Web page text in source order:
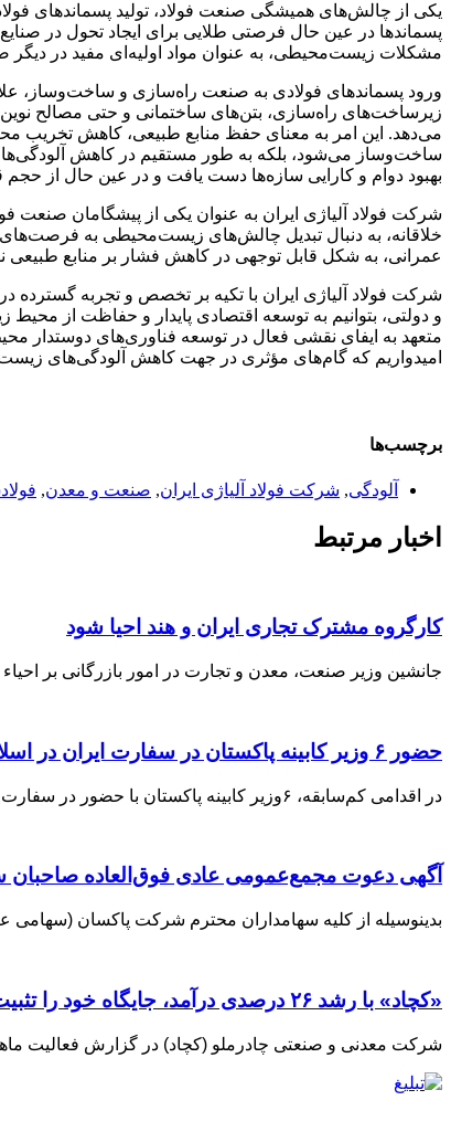
یکی از چالش‌های همیشگی صنعت فولاد، تولید پسماندهای
پسماندها در عین حال فرصتی طلایی برای ایجاد تحول در
مشکلات زیست‌محیطی، به عنوان مواد اولیه‌ای مفید در دیگر
ورود پسماندهای فولادی به صنعت راه‌سازی و ساخت‌وساز،
زیرساخت‌های راه‌سازی، بتن‌های ساختمانی و حتی مصالح
می‌دهد. این امر به معنای حفظ منابع طبیعی، کاهش تخریب
ساخت‌وساز می‌شود، بلکه به طور مستقیم در کاهش آلودگی‌ها
بهبود دوام و کارایی سازه‌ها دست یافت و در عین حال از
شرکت فولاد آلیاژی ایران به عنوان یکی از پیشگامان صنعت
خلاقانه، به دنبال تبدیل چالش‌های زیست‌محیطی به فرصت‌های
عمرانی، به شکل قابل توجهی در کاهش فشار بر منابع طبیعی
شرکت فولاد آلیاژی ایران با تکیه بر تخصص و تجربه گسترده
و دولتی، بتوانیم به توسعه اقتصادی پایدار و حفاظت از
متعهد به ایفای نقشی فعال در توسعه فناوری‌های دوستدار
امیدواریم که گام‌های مؤثری در جهت کاهش آلودگی‌های
برچسب‌ها
آلودگی, شرکت فولاد آلیاژی ایران, صنعت و معدن,
اخبار مرتبط
کارگروه مشترک تجاری ایران و هند احیا شود
جانشین وزیر صنعت، معدن و تجارت در امور بازرگانی بر
حضور ۶ وزیر کابینه پاکستان در سفارت ایران در اسلام آباد
در اقدامی کم‌سابقه، ۶وزیر کابینه پاکستان با حضور در سفارت ایران در اسلام‌آباد، با سیدمحمد اتابک وزیر صنعت، معدن و
آگهی دعوت مجمع‌عمومی عادی فوق‌العاده
بدینوسیله از کلیه سهامداران محترم شرکت پاکسان (سهامی
«کچاد» با رشد ۲۶ درصدی درآمد، جایگاه خود را تثبیت کرد
شرکت معدنی و صنعتی چادرملو (کچاد) در گزارش فعالیت ماهانه منتهی به ۳۱ تیر ۱۴۰۵، تصویری از